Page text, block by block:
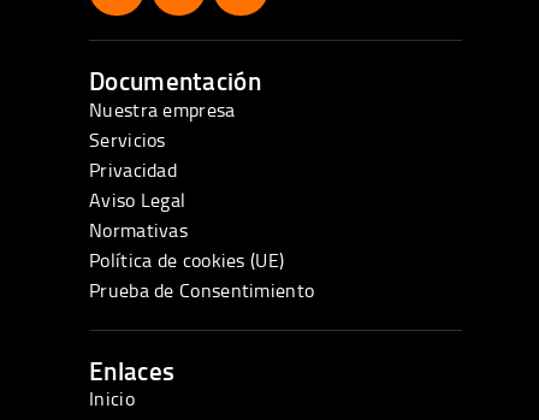
Documentación
Nuestra empresa
Servicios
Privacidad
Aviso Legal
Normativas
Política de cookies (UE)
Prueba de Consentimiento
Enlaces
Inicio